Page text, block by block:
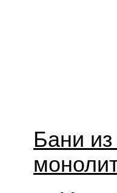
Бани